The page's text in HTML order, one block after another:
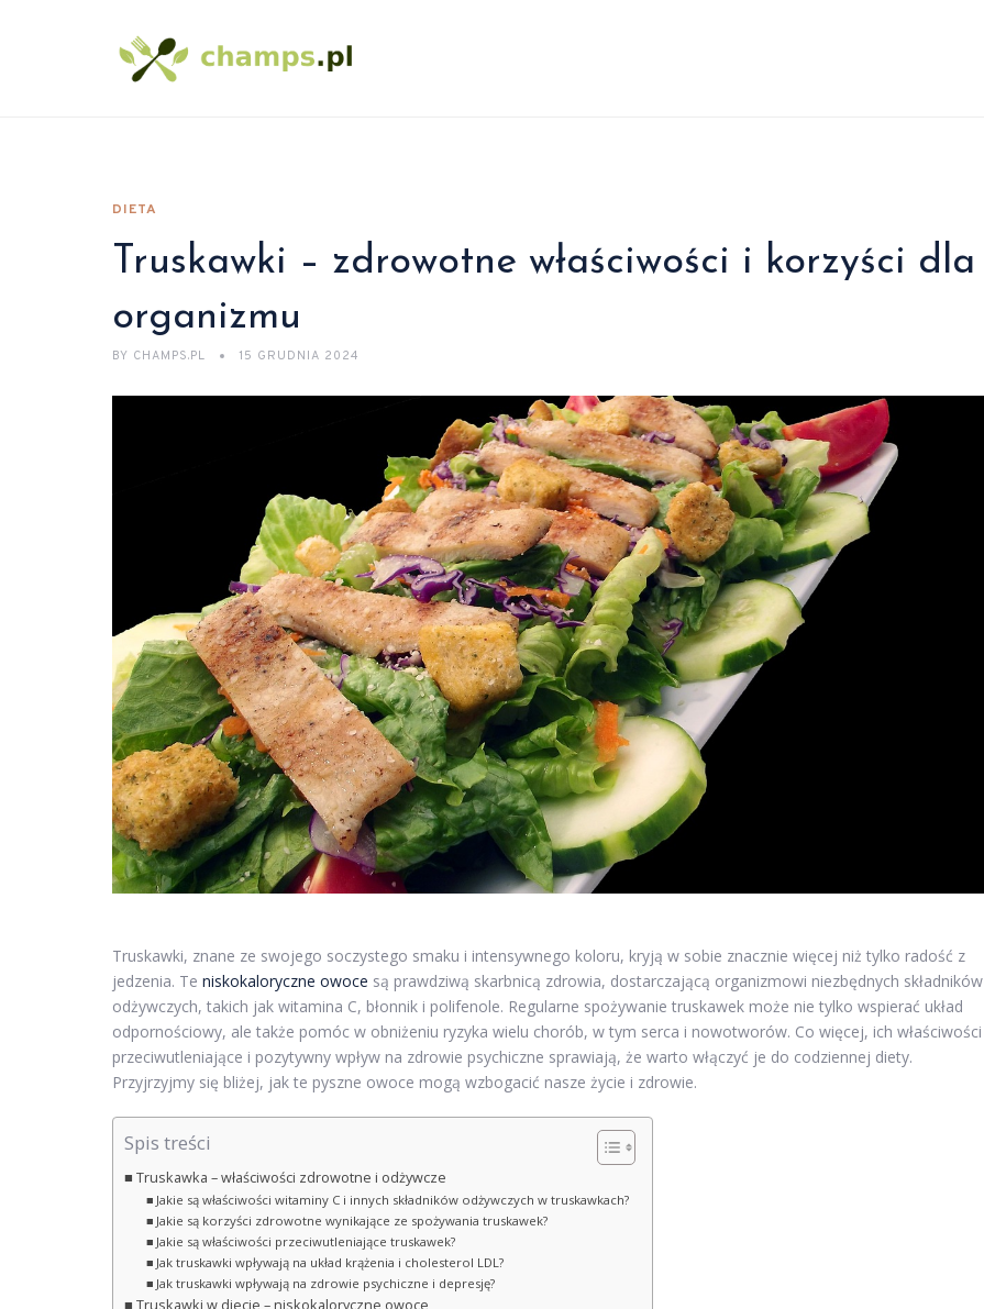
DIETA
Truskawki – zdrowotne właściwości i korzyści dla
organizmu
BY CHAMPS.PL 15 GRUDNIA 2024
Truskawki, znane ze swojego soczystego smaku i intensywnego koloru, kryją w sobie znacznie więcej niż tylko radość z
jedzenia. Te niskokaloryczne owoce są prawdziwą skarbnicą zdrowia, dostarczającą organizmowi niezbędnych składników
odżywczych, takich jak witamina C, błonnik i polifenole. Regularne spożywanie truskawek może nie tylko wspierać układ
odpornościowy, ale także pomóc w obniżeniu ryzyka wielu chorób, w tym serca i nowotworów. Co więcej, ich właściwości
przeciwutleniające i pozytywny wpływ na zdrowie psychiczne sprawiają, że warto włączyć je do codziennej diety.
Przyjrzyjmy się bliżej, jak te pyszne owoce mogą wzbogacić nasze życie i zdrowie.
Spis treści
Truskawka – właściwości zdrowotne i odżywcze
Jakie są właściwości witaminy C i innych składników odżywczych w truskawkach?
Jakie są korzyści zdrowotne wynikające ze spożywania truskawek?
Jakie są właściwości przeciwutleniające truskawek?
Jak truskawki wpływają na układ krążenia i cholesterol LDL?
Jak truskawki wpływają na zdrowie psychiczne i depresję?
Truskawki w diecie – niskokaloryczne owoce